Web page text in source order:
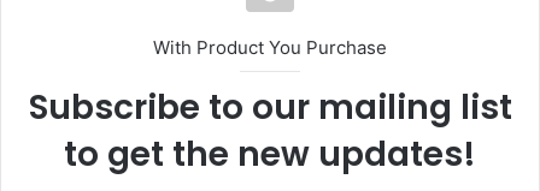
With Product You Purchase
Subscribe to our mailing list
to get the new updates!